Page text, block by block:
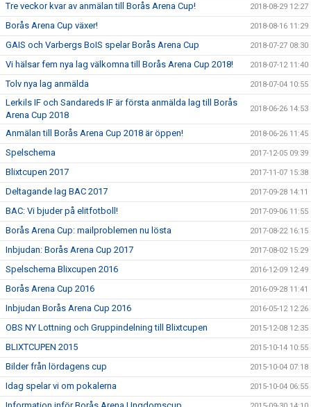
Tre veckor kvar av anmälan till Borås Arena Cup! 2018-08-29 12:27
Borås Arena Cup växer! 2018-08-16 11:29
GAIS och Varbergs BoIS spelar Borås Arena Cup 2018-07-27 08:30
Vi hälsar fem nya lag välkomna till Borås Arena Cup 2018! 2018-07-12 11:40
Tolv nya lag anmälda 2018-07-04 10:55
Lerkils IF och Sandareds IF är första anmälda lag till Borås
Arena Cup 2018
2018-06-26 14:53
Anmälan till Borås Arena Cup 2018 är öppen! 2018-06-26 11:45
Spelschema 2017-12-05 09:39
Blixtcupen 2017 2017-11-07 15:38
Deltagande lag BAC 2017 2017-09-28 14:11
BAC: Vi bjuder på elitfotboll! 2017-09-06 11:55
Borås Arena Cup: mailproblemen nu lösta 2017-08-22 16:15
Inbjudan: Borås Arena Cup 2017 2017-08-02 15:29
Spelschema Blixcupen 2016 2016-12-09 12:49
Borås Arena Cup 2016 2016-09-28 11:41
Inbjudan Borås Arena Cup 2016 2016-05-12 12:26
OBS NY Lottning och Gruppindelning till Blixtcupen 2015-12-08 12:35
BLIXTCUPEN 2015 2015-10-14 10:55
Bilder från lördagens cup 2015-10-04 07:18
Idag spelar vi om pokalerna 2015-10-04 06:55